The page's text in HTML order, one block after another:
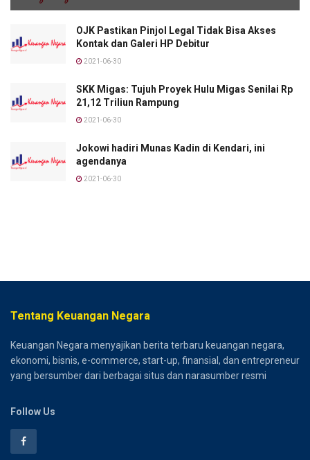
OJK Pastikan Pinjol Legal Tidak Bisa Akses
Kontak dan Galeri HP Debitur
2021-06-30
SKK Migas: Tujuh Proyek Hulu Migas Senilai Rp
21,12 Triliun Rampung
2021-06-30
Jokowi hadiri Munas Kadin di Kendari, ini
agendanya
2021-06-30
Tentang Keuangan Negara
Keuangan Negara menyajikan berita terbaru keuangan negara,
ekonomi, bisnis, e-commerce, start-up, finansial, dan entrepreneur
yang bersumber dari berbagai situs dan narasumber resmi
Follow Us